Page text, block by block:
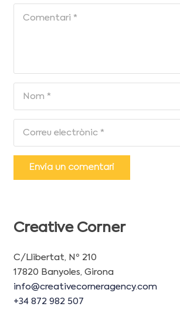
Envia un comentari
Creative Corner
C/Llibertat, Nº 210
17820 Banyoles, Girona
info@creativecorneragency.com
+34 872 982 507